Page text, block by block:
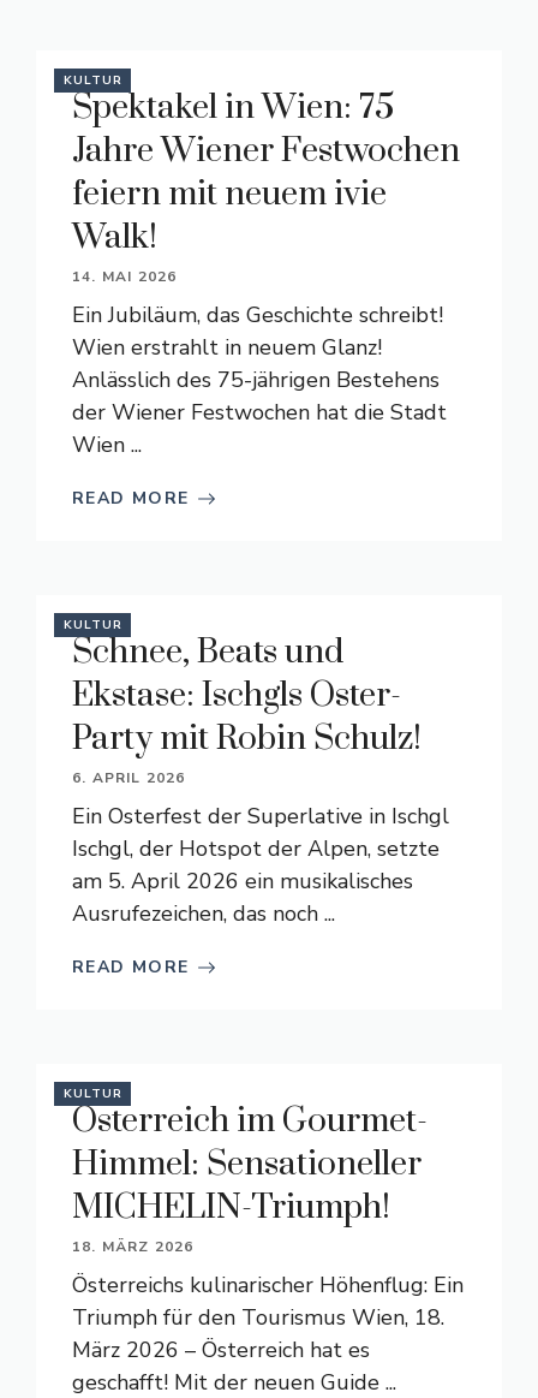
KULTUR
Spektakel in Wien: 75
Jahre Wiener Festwochen
feiern mit neuem ivie
Walk!
14. MAI 2026
Ein Jubiläum, das Geschichte schreibt!
Wien erstrahlt in neuem Glanz!
Anlässlich des 75-jährigen Bestehens
der Wiener Festwochen hat die Stadt
Wien ...
READ MORE
KULTUR
Schnee, Beats und
Ekstase: Ischgls Oster-
Party mit Robin Schulz!
6. APRIL 2026
Ein Osterfest der Superlative in Ischgl
Ischgl, der Hotspot der Alpen, setzte
am 5. April 2026 ein musikalisches
Ausrufezeichen, das noch ...
READ MORE
KULTUR
Österreich im Gourmet-
Himmel: Sensationeller
MICHELIN-Triumph!
18. MÄRZ 2026
Österreichs kulinarischer Höhenflug: Ein
Triumph für den Tourismus Wien, 18.
März 2026 – Österreich hat es
geschafft! Mit der neuen Guide ...